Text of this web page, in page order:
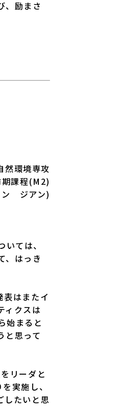
、励まさ
然環境専攻
課程(M2)
ン ジアン)
ては、
、はっき
はまたイ
ィクスは
始まると
と思って
リーダと
実施し、
したいと思